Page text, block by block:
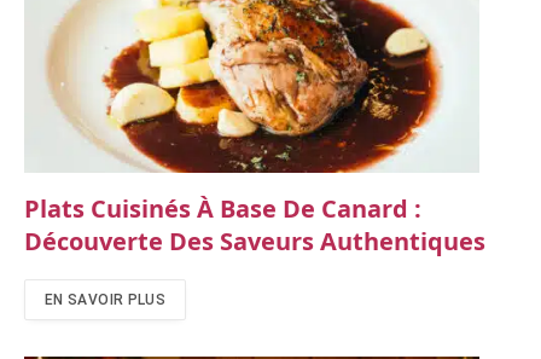
Plats Cuisinés À Base De Canard :
Découverte Des Saveurs Authentiques
EN SAVOIR PLUS